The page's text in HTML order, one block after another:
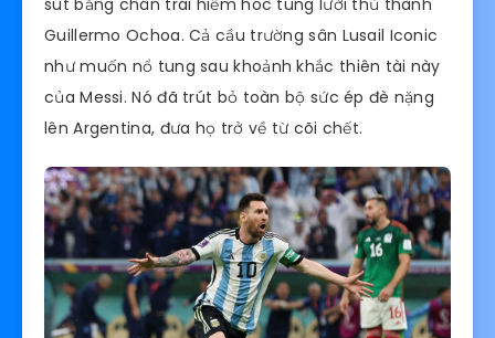
Guillermo Ochoa. Cả cầu trường sân Lusail Iconic
như muốn nổ tung sau khoảnh khắc thiên tài này
của Messi. Nó đã trút bỏ toàn bộ sức ép đè nặng
lên Argentina, đưa họ trở về từ cõi chết.